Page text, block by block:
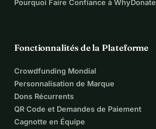
Pourquoi Faire Confiance à WhyDonate
Fonctionnalités de la Plateforme
Crowdfunding Mondial
Personnalisation de Marque
Dons Récurrents
QR Code et Demandes de Paiement
Cagnotte en Équipe